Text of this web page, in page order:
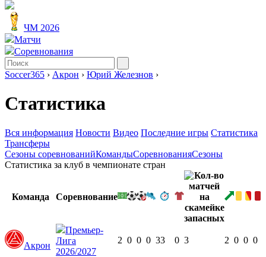
ЧМ 2026
Матчи
Соревнования
Soccer365 › Акрон › Юрий Железнов ›
Статистика
Вся информация Новости Видео Последние игры Статистика
Трансферы
Сезоны соревнованийКомандыСоревнованияСезоны
Статистика за клуб в чемпионате стран
Команда Соревнование
Акрон
Премьер-
Лига
2026/2027
2 0 0 0 33 0 3 2 0 0 0